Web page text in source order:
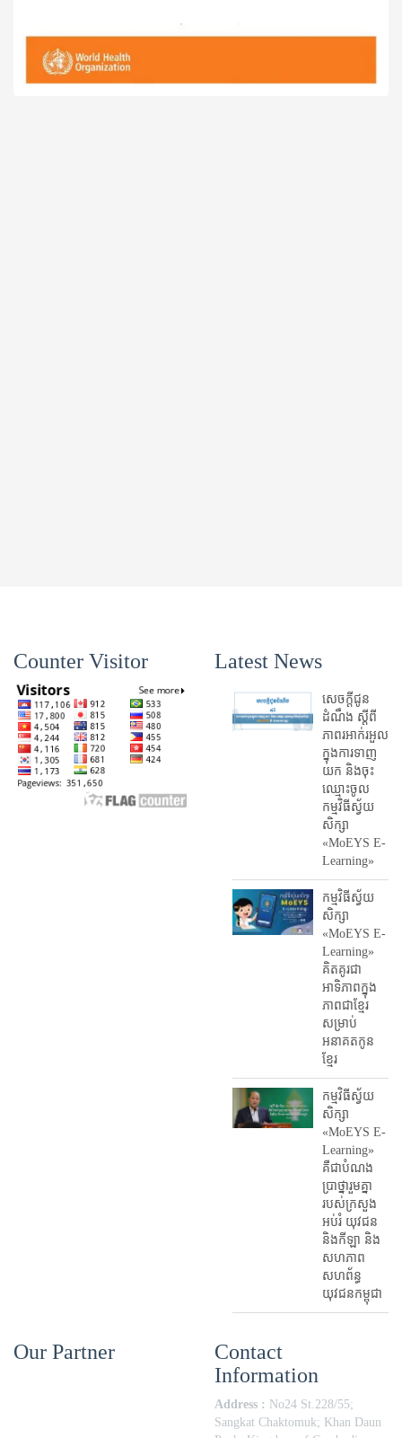
Counter Visitor Latest News
សេចក្តីជូន
ដំណឹង ស្តី​ពី
ភាព​រអាក់រអួល​
ក្នុងការ​ទាញ​
យក និង​ចុះ​
ឈ្មោះ​ចូល​
កម្មវិធី​ស្វ័យ
សិក្សា
«MoEYS E-
Learning»
កម្មវិធីស្វ័យ
សិក្សា
«MoEYS E-
Learning»
គិតគូរជា
អាទិភាពក្នុង
ភាពជាខ្មែរ
សម្រាប់
អនាគតកូន
ខ្មែរ
កម្មវិធីស្វ័យ
សិក្សា
«MoEYS E-
Learning»
គឺជាបំណង
ប្រាថ្នារួមគ្នា
របស់ក្រសួង
អប់រំ​ យុវជន
និងកីឡា និង
សហភាព
សហព័ន្ធ
យុវជនកម្ពុជា
Our Partner
Contact
Information
Address : No24 St.228/55;
Sangkat Chaktomuk; Khan Daun